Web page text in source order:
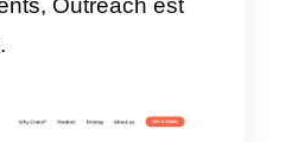
très bien pour les
Leurs employés